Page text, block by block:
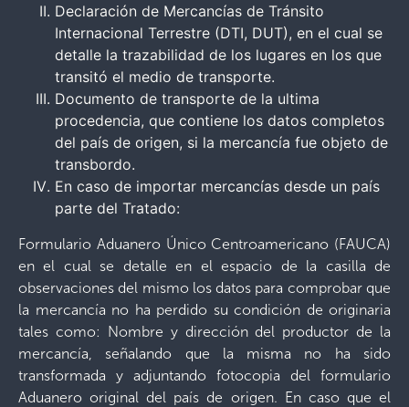
Declaración de Mercancías de Tránsito
Internacional Terrestre (DTI, DUT), en el cual se
detalle la trazabilidad de los lugares en los que
transitó el medio de transporte.
Documento de transporte de la ultima
procedencia, que contiene los datos completos
del país de origen, si la mercancía fue objeto de
transbordo.
En caso de importar mercancías desde un país
parte del Tratado:
Formulario Aduanero Único Centroamericano (FAUCA)
en el cual se detalle en el espacio de la casilla de
observaciones del mismo los datos para comprobar que
la mercancía no ha perdido su condición de originaria
tales como: Nombre y dirección del productor de la
mercancía, señalando que la misma no ha sido
transformada y adjuntando fotocopia del formulario
Aduanero original del país de origen. En caso que el